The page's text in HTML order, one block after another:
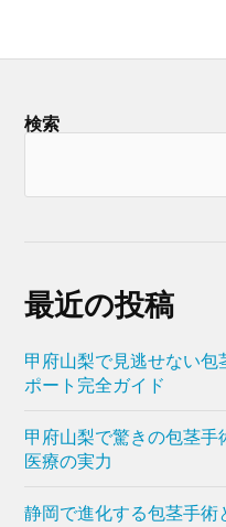
検索
最近の投稿
甲府山梨で見逃せない
ポート完全ガイド
甲府山梨で驚きの包茎手
医療の実力
静岡で進化する包茎手